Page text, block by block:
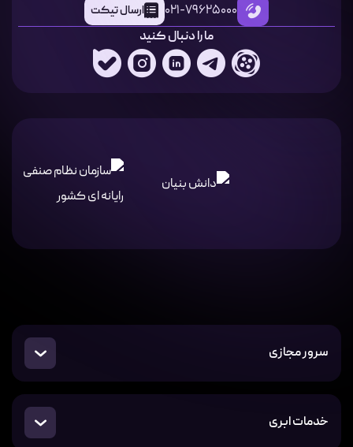
021-79625000 ارسال تیکت
ما را دنبال کنید
سرور مجازی
خدمات ابری